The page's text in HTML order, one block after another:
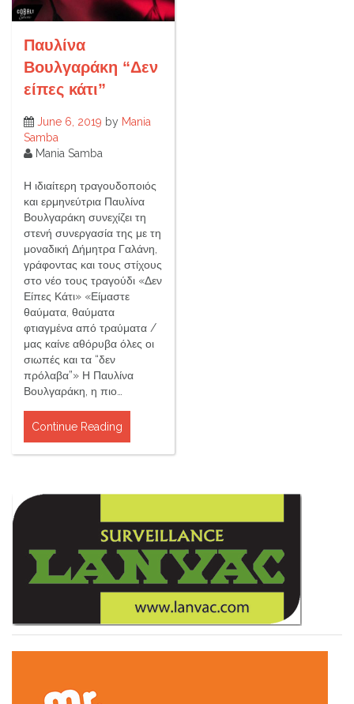
Παυλίνα
Βουλγαράκη “Δεν
είπες κάτι”
June 6, 2019 by Mania
Samba
Mania Samba
Η ιδιαίτερη τραγουδοποιός
και ερμηνεύτρια Παυλίνα
Βουλγαράκη συνεχίζει τη
στενή συνεργασία της με τη
μοναδική Δήμητρα Γαλάνη,
γράφοντας και τους στίχους
στο νέο τους τραγούδι «Δεν
Είπες Κάτι» «Είμαστε
θαύματα, θαύματα
φτιαγμένα από τραύματα /
μας καίνε αθόρυβα όλες οι
σιωπές και τα “δεν
πρόλαβα”» Η Παυλίνα
Βουλγαράκη, η πιο…
Continue Reading